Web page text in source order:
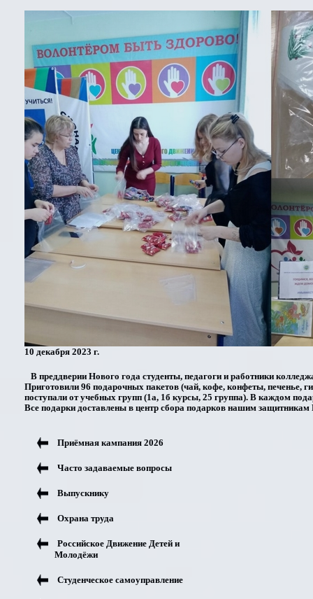
10 декабря 2023 г.
В преддверии Нового года студенты, педагоги и работники
Приготовили 96 подарочных пакетов (чай, кофе, конфеты, печенье,
поступали от учебных групп (1а, 1б курсы, 25 группа). В каждом
Все подарки доставлены в центр сбора подарков нашим
Приёмная кампания 2026
Часто задаваемые вопросы
Выпускнику
Охрана труда
Российское Движение Детей и
Молодёжи
Студенческое самоуправление